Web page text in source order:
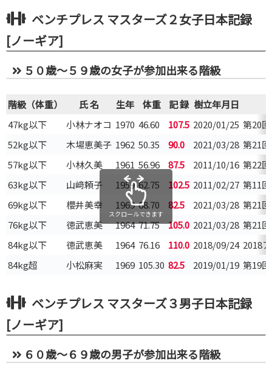
ベンチプレス マスターズ２女子日本記録
[ノーギア]
５０歳～５９歳の女子が参加出来る階級
階級（体重） 氏 名 生年 体重 記 録 樹立年月日
47kg以下
小林ナオコ 1970 46.60 107.5 2020/01/25 第20
52kg以下
木場恵美子 1962 50.35 90.0 2021/03/28 第21
57kg以下
小林久美 1961 56.96 87.5 2011/10/16 第22
63kg以下
山﨑頼子 1959 62.75 102.5 2011/02/27 第11
69kg以下
櫻井美幸 1969 68.70 82.5 2021/03/28 第21
76kg以下
徳武恵美 1964 71.75 105.0 2021/03/28 第21
84kg以下
徳武恵美 1964 76.16 110.0 2018/09/24 2018
84kg超
小松麻実 1969 105.30 82.5 2019/01/19 第19
スクロールできます
ベンチプレス マスターズ３男子日本記録
[ノーギア]
６０歳～６９歳の男子が参加出来る階級